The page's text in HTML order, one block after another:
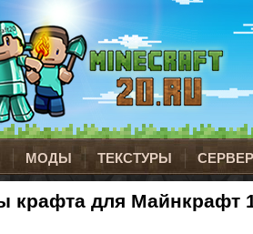
МОДЫ ТЕКСТУРЫ
крафта для Майнкрафт